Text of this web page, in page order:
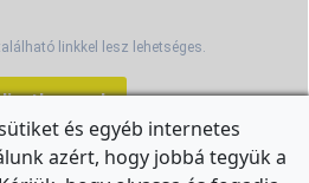
linkkel lesz lehetséges.
és egyéb internetes
azért, hogy jobbá tegyük a